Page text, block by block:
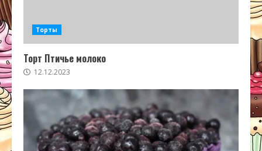
Торты
Торт Птичье молоко
12.12.2023